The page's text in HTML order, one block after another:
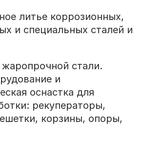
литье коррозионных,
и специальных сталей и
стали.
и
оснастка для
рекуператоры,
корзины, опоры,